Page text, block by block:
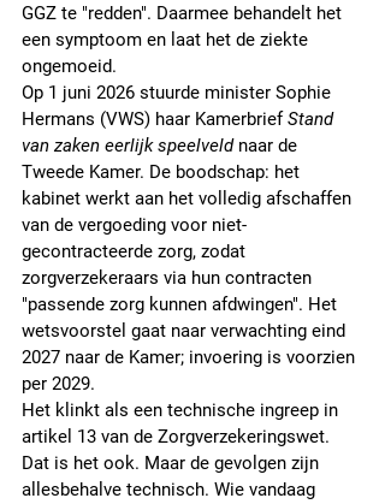
GGZ te "redden". Daarmee behandelt het
een symptoom en laat het de ziekte
ongemoeid.
Op 1 juni 2026 stuurde minister Sophie
Hermans (VWS) haar Kamerbrief Stand
van zaken eerlijk speelveld naar de
Tweede Kamer. De boodschap: het
kabinet werkt aan het volledig afschaffen
van de vergoeding voor niet-
gecontracteerde zorg, zodat
zorgverzekeraars via hun contracten
"passende zorg kunnen afdwingen". Het
wetsvoorstel gaat naar verwachting eind
2027 naar de Kamer; invoering is voorzien
per 2029.
Het klinkt als een technische ingreep in
artikel 13 van de Zorgverzekeringswet.
Dat is het ook. Maar de gevolgen zijn
allesbehalve technisch. Wie vandaag